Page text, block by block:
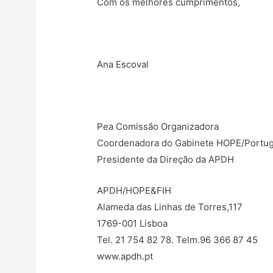
Ana Escoval
Pea Comissão Organizadora
Coordenadora do Gabinete HOPE/
Presidente da Direção da APDH
APDH/HOPE&FIH
Alameda das Linhas de Torres,117
1769-001 Lisboa
Tel. 21 754 82 78. Telm.96 366 87 45
www.apdh.pt